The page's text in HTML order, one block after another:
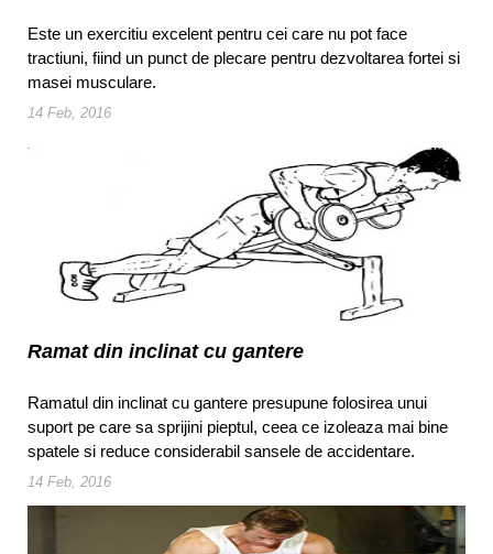
Este un exercitiu excelent pentru cei care nu pot face
tractiuni, fiind un punct de plecare pentru dezvoltarea fortei si
masei musculare.
14 Feb, 2016
Ramat din inclinat cu gantere
Ramatul din inclinat cu gantere presupune folosirea unui
suport pe care sa sprijini pieptul, ceea ce izoleaza mai bine
spatele si reduce considerabil sansele de accidentare.
14 Feb, 2016